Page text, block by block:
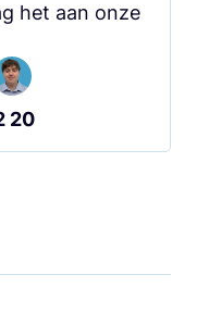
het aan onze
20